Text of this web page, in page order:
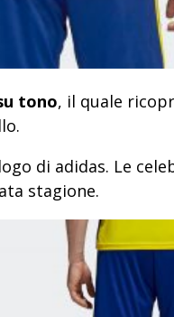
tono, il quale
di adidas. Le
stagione.